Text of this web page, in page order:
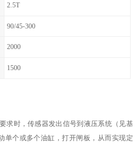
2.5T
90/45-300
2000
1500
时，传感器发出信号到液压系统（见基
单个或多个油缸，打开闸板，从而实现定